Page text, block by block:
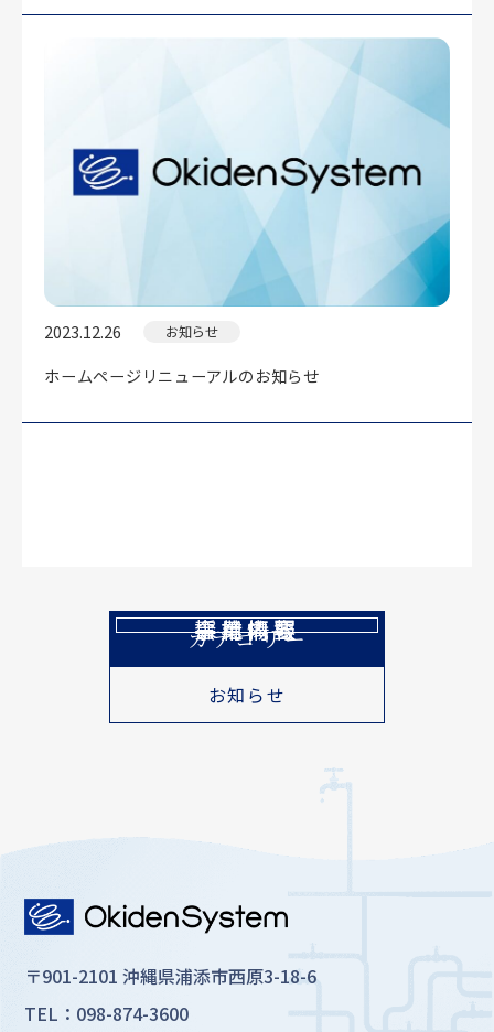
2023.12.26 お知らせ
ホームページリニューアルのお知らせ
会社概要
事業内容
採用情報
カテゴリー
お知らせ
〒901-2101 沖縄県浦添市西原3-18-6
TEL：098-874-3600